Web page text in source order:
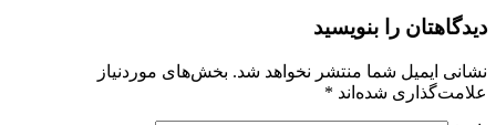
دیدگاهتان را بنویسید
نشانی ایمیل شما منتشر نخواهد شد. بخش‌های موردنیاز
علامت‌گذاری شده‌اند *